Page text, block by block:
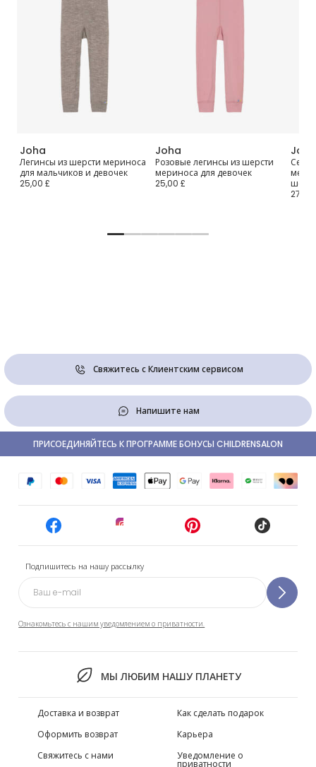
Joha
Легинсы из шерсти мериноса
для мальчиков и девочек
25,00 £
Joha
Розовые легинсы из шерсти
мериноса для девочек
25,00 £
Joha
27,00
Свяжитесь с Клиентским сервисом
Напишите нам
Подпишитесь на нашу рассылку
Ознакомьтесь с нашим уведомлением о приватности.
МЫ ЛЮБИМ НАШУ ПЛАНЕТУ
ПРИСОЕДИНЯЙТЕСЬ К ПРОГРАММЕ БОНУСЫ CHILDRENSALON
Доставка и возврат
Оформить возврат
Свяжитесь с нами
Как сделать подарок
Карьера
Уведомление о
приватности